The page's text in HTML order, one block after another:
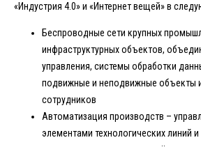
«Индустрия 4.0» и «Интернет вещей» в
Беспроводные сети крупных
инфраструктурных объектов,
управления, системы обработки
подвижные и неподвижные объекты
сотрудников
Автоматизация производств –
элементами технологических линий